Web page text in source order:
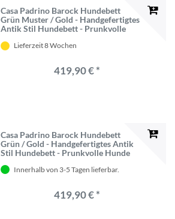
Casa Padrino Barock Hundebett
Grün Muster / Gold - Handgefertigtes
Antik Stil Hundebett - Prunkvolle
Stil Tiermöbel - Barock Tiermöbel
Lieferzeit 8 Wochen
419,90 € *
Casa Padrino Barock Hundebett
Grün / Gold - Handgefertigtes Antik
Stil Hundebett - Prunkvolle Hunde
Tiermöbel - Barock Tiermöbel
Innerhalb von 3-5 Tagen lieferbar.
419,90 € *